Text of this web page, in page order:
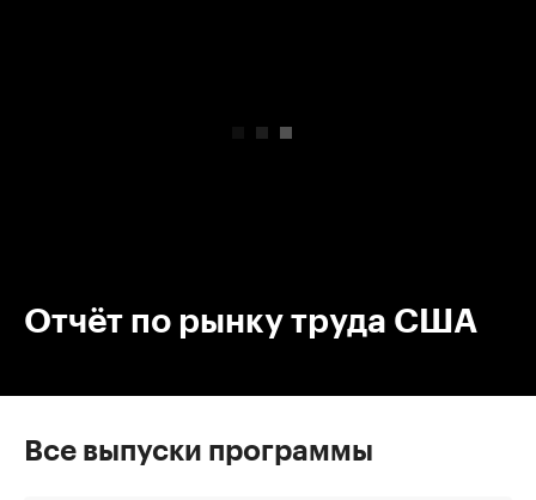
Отчёт по рынку труда США
Все выпуски программы